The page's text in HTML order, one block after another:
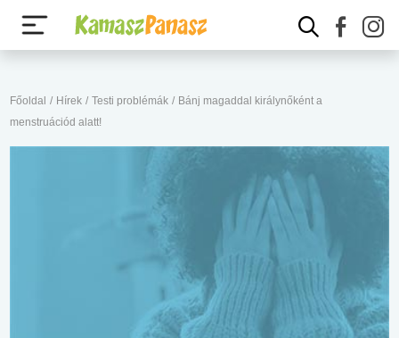
Főoldal / Hírek / Testi problémák / Bánj magaddal királynőként a
menstruációd alatt!